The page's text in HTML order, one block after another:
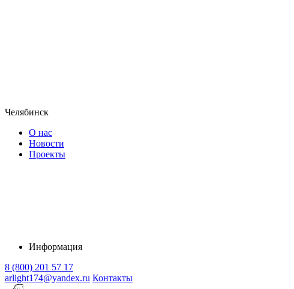
Челябинск
О нас
Новости
Проекты
Информация
8 (800) 201 57 17
arlight174@yandex.ru Контакты